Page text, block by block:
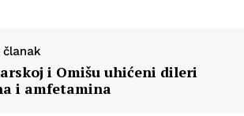
članak
i Omišu uhićeni dileri
i amfetamina